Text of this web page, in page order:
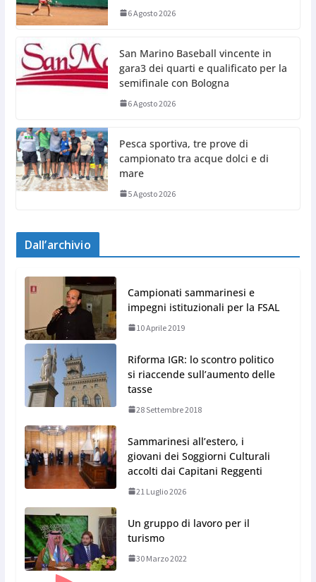
6 Agosto 2026
San Marino Baseball vincente in
gara3 dei quarti e qualificato per la
semifinale con Bologna
6 Agosto 2026
Pesca sportiva, tre prove di
campionato tra acque dolci e di
mare
5 Agosto 2026
Dall’archivio
Campionati sammarinesi e
impegni istituzionali per la FSAL
10 Aprile 2019
Riforma IGR: lo scontro politico
si riaccende sull’aumento delle
tasse
28 Settembre 2018
Sammarinesi all’estero, i
giovani dei Soggiorni Culturali
accolti dai Capitani Reggenti
21 Luglio 2026
Un gruppo di lavoro per il
turismo
30 Marzo 2022